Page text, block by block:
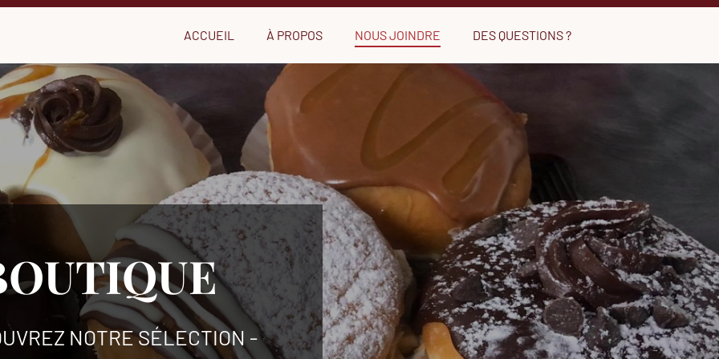
ACCUEIL À PROPOS NOUS JOINDRE DES QUESTIONS ?
NOTRE SÉLECTION -